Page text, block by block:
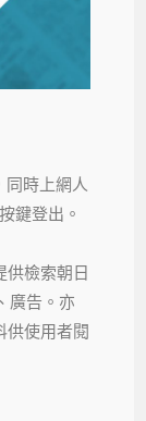
同時上網人
鍵登出。
供檢索朝日
廣告。亦
供使用者閱